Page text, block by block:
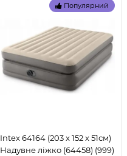
Популярний
Intex 64164 (203 x 152 x 51см)
Надувне ліжко (64458) (999)